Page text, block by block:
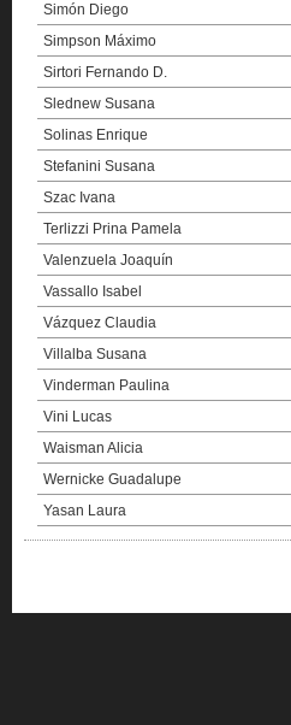
Simón Diego
Simpson Máximo
Sirtori Fernando D.
Slednew Susana
Solinas Enrique
Stefanini Susana
Szac Ivana
Terlizzi Prina Pamela
Valenzuela Joaquín
Vassallo Isabel
Vázquez Claudia
Villalba Susana
Vinderman Paulina
Vini Lucas
Waisman Alicia
Wernicke Guadalupe
Yasan Laura